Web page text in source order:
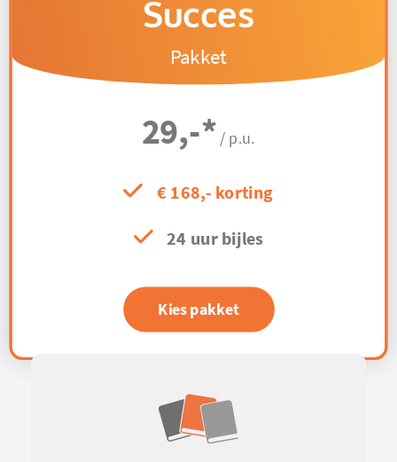
Succes
Pakket
29,-* / p.u.
€ 168,- korting
24 uur bijles
Kies pakket